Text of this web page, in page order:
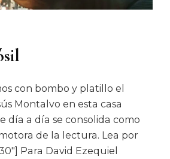
con bombo y platillo el
Montalvo en esta casa
día a día se consolida como
de la lectura. Lea por
Para David Ezequiel